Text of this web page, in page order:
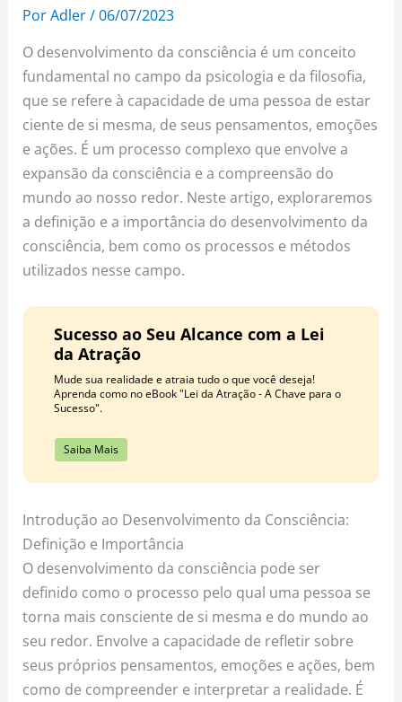
o
m t
PorAdler/06/07/2023
O desenvolvimento da consciência é um conceito
fundamental no campo da psicologia e da filosofia,
que se refere à capacidade de uma pessoa de estar
ciente de si mesma, de seus pensamentos, emoções
e ações. É um processo complexo que envolve a
expansão da consciência e a compreensão do
mundo ao nosso redor. Neste artigo, exploraremos
a definição e a importância do desenvolvimento da
consciência, bem como os processos e métodos
utilizados nesse campo.
Sucesso ao Seu Alcance com a Lei
da Atração
Mude sua realidade e atraia tudo o que você deseja!
Aprenda como no eBook "Lei da Atração - A Chave para o
Sucesso".
Saiba Mais
Introdução ao Desenvolvimento da Consciência:
Definição e Importância
O desenvolvimento da consciência pode ser
definido como o processo pelo qual uma pessoa se
torna mais consciente de si mesma e do mundo ao
seu redor. Envolve a capacidade de refletir sobre
seus próprios pensamentos, emoções e ações, bem
como de compreender e interpretar a realidade. É